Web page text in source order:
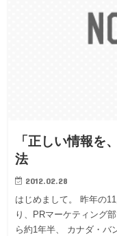
「正しい情報を
法
2012.02.28
はじめまして。 昨年の
り、PRマーケティング
ら約1年半、 カナダ・バ